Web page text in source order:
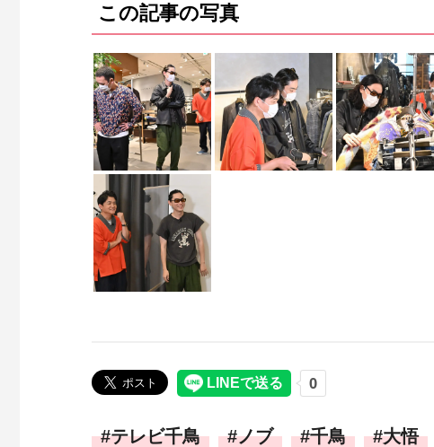
この記事の写真
テレビ千鳥 ノブ 千鳥 大悟